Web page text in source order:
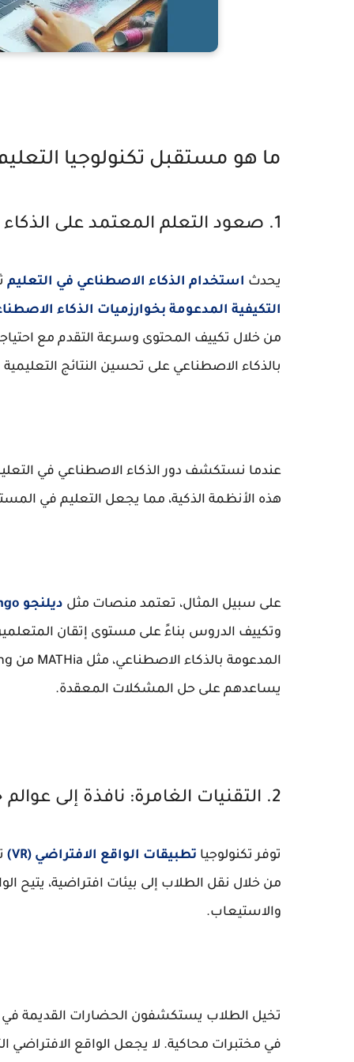
ما هو مستقبل تكنولوجيا
1. صعود التعلم المعتمد على الذكاء الاصطناعي
يحدث استخدام الذكاء الاصطناعي في التعليم
التكيفية المدعومة بخوارزميات الذكاء
من خلال تكييف المحتوى وسرعة التقدم مع
بالذكاء الاصطناعي على تحسين النتائج التعليمية
عندما نستكشف دور الذكاء الاصطناعي في
هذه الأنظمة الذكية، مما يجعل التعليم في
على سبيل المثال، تعتمد منصات مثل ديلنجو Duolingo
وتكييف الدروس بناءً على مستوى إتقان
يساعدهم على حل المشكلات المعقدة.
2. التقنيات الغامرة: نافذة إلى عوالم جديدة
توفر تكنولوجيا تطبيقات الواقع الافتراضي (VR)
من خلال نقل الطلاب إلى بيئات افتراضية، يتيح
والاستيعاب.
تخيل الطلاب يستكشفون الحضارات القديمة في
في مختبرات محاكية. لا يجعل الواقع الافتراضي